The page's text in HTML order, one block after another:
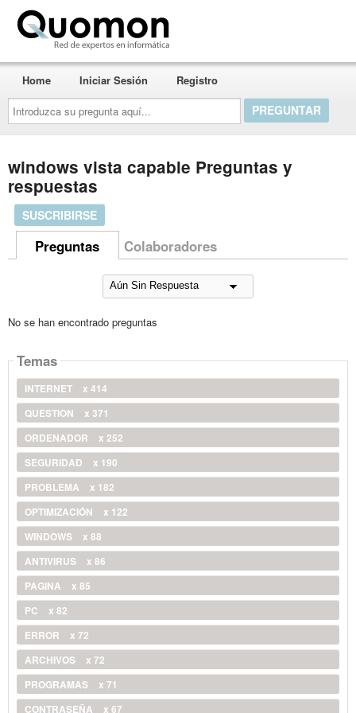
Introduzca
su
pregunta
aquí...
Home Iniciar Sesión Registro
windows vista capable Preguntas y
respuestas
SUSCRIBIRSE
Preguntas Colaboradores
No se han encontrado preguntas
Temas
INTERNET
x 414
QUESTION
x 371
ORDENADOR
x 252
SEGURIDAD
x 190
PROBLEMA
x 182
OPTIMIZACIÓN
x 122
WINDOWS
x 88
ANTIVIRUS
x 86
PAGINA
x 85
PC
x 82
ERROR
x 72
ARCHIVOS
x 72
PROGRAMAS
x 71
CONTRASEÑA
x 67